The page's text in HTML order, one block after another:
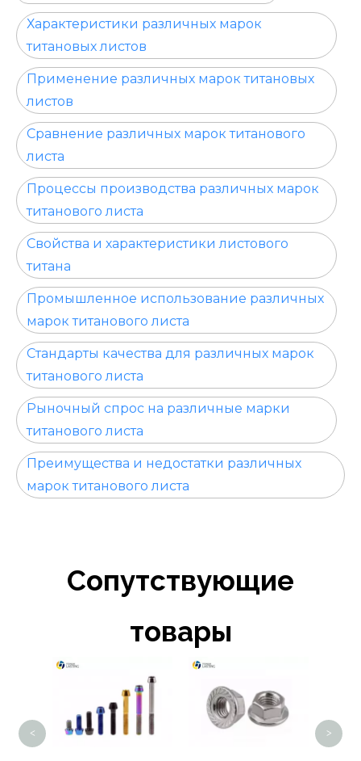
Характеристики различных марок
титановых листов
Применение различных марок титановых
листов
Сравнение различных марок титанового
листа
Процессы производства различных марок
титанового листа
Свойства и характеристики листового
титана
Промышленное использование различных
марок титанового листа
Стандарты качества для различных марок
титанового листа
Рыночный спрос на различные марки
титанового листа
Преимущества и недостатки различных
марок титанового листа
Сопутствующие
товары
< >